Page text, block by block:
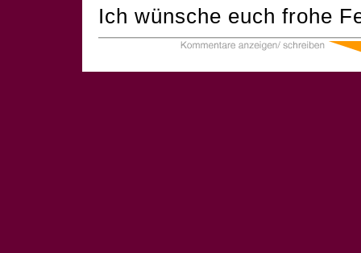
Ich wünsche euch frohe